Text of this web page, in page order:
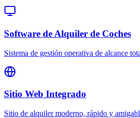
Software de Alquiler de Coches
Sistema de gestión operativa de alcance
Sitio Web Integrado
Sitio de alquiler moderno, rápido y